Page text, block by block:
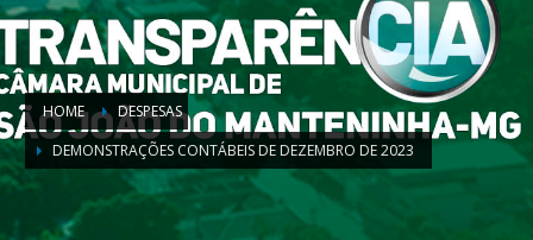
HOME
DESPESAS
DEMONSTRAÇÕES CONTÁBEIS DE DEZEMBRO DE 2023